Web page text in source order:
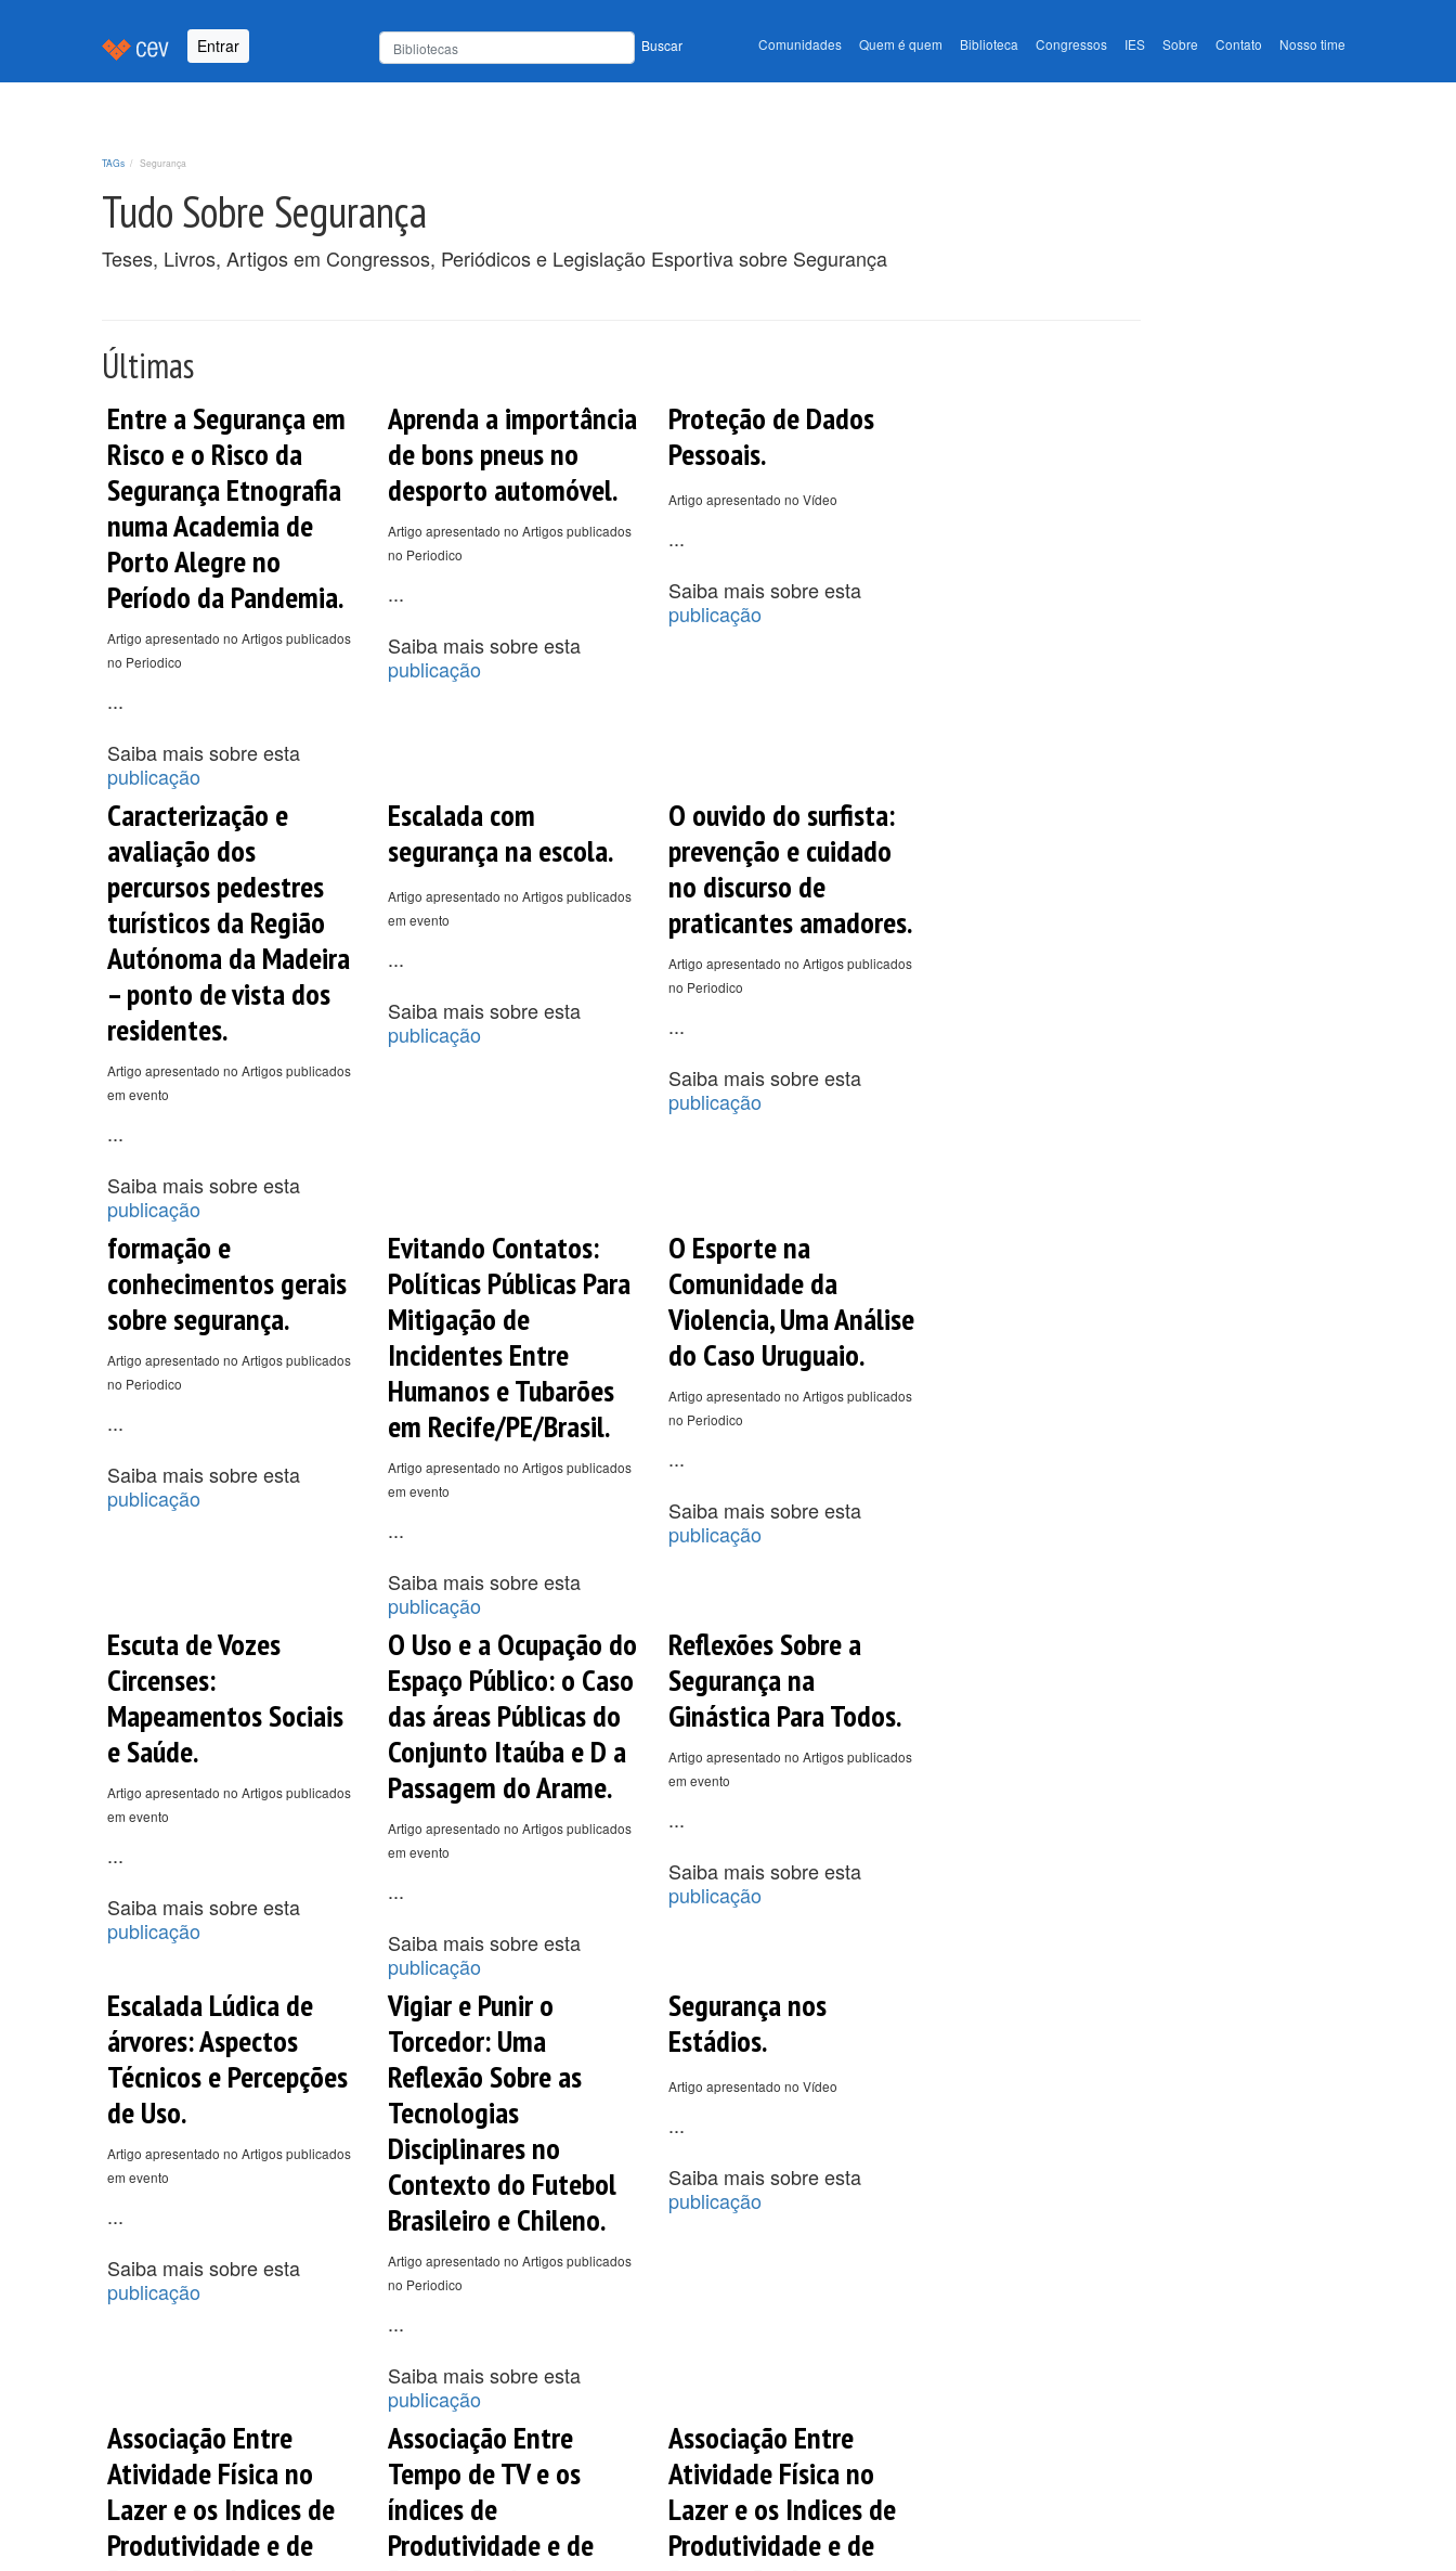
Entrar Buscar Comunidades Quem é quem Biblioteca Congressos IES Sobre Contato Nosso time
TAGs Segurança
Tudo Sobre Segurança
Teses, Livros, Artigos em Congressos, Periódicos e Legislação Esportiva sobre Segurança
Últimas
Entre a Segurança em
Risco e o Risco da
Segurança Etnografia
numa Academia de
Porto Alegre no
Período da Pandemia.
Artigo apresentado no Artigos publicados
no Periodico
...
Saiba mais sobre esta
publicação
Aprenda a importância
de bons pneus no
desporto automóvel.
Artigo apresentado no Artigos publicados
no Periodico
...
Saiba mais sobre esta
publicação
Proteção de Dados
Pessoais.
Artigo apresentado no Vídeo
...
Saiba mais sobre esta
publicação
Caracterização e
avaliação dos
percursos pedestres
turísticos da Região
Autónoma da Madeira
– ponto de vista dos
residentes.
Artigo apresentado no Artigos publicados
em evento
...
Saiba mais sobre esta
publicação
Escalada com
segurança na escola.
Artigo apresentado no Artigos publicados
em evento
...
Saiba mais sobre esta
publicação
O ouvido do surfista:
prevenção e cuidado
no discurso de
praticantes amadores.
Artigo apresentado no Artigos publicados
no Periodico
...
Saiba mais sobre esta
publicação
formação e
conhecimentos gerais
sobre segurança.
Artigo apresentado no Artigos publicados
no Periodico
...
Saiba mais sobre esta
publicação
Evitando Contatos:
Políticas Públicas Para
Mitigação de
Incidentes Entre
Humanos e Tubarões
em Recife/PE/Brasil.
Artigo apresentado no Artigos publicados
em evento
...
Saiba mais sobre esta
publicação
O Esporte na
Comunidade da
Violencia, Uma Análise
do Caso Uruguaio.
Artigo apresentado no Artigos publicados
no Periodico
...
Saiba mais sobre esta
publicação
Escuta de Vozes
Circenses:
Mapeamentos Sociais
e Saúde.
Artigo apresentado no Artigos publicados
em evento
...
Saiba mais sobre esta
publicação
O Uso e a Ocupação do
Espaço Público: o Caso
das áreas Públicas do
Conjunto Itaúba e D a
Passagem do Arame.
Artigo apresentado no Artigos publicados
em evento
...
Saiba mais sobre esta
publicação
Reflexões Sobre a
Segurança na
Ginástica Para Todos.
Artigo apresentado no Artigos publicados
em evento
...
Saiba mais sobre esta
publicação
Escalada Lúdica de
árvores: Aspectos
Técnicos e Percepções
de Uso.
Artigo apresentado no Artigos publicados
em evento
...
Saiba mais sobre esta
publicação
Vigiar e Punir o
Torcedor: Uma
Reflexão Sobre as
Tecnologias
Disciplinares no
Contexto do Futebol
Brasileiro e Chileno.
Artigo apresentado no Artigos publicados
no Periodico
...
Saiba mais sobre esta
publicação
Segurança nos
Estádios.
Artigo apresentado no Vídeo
...
Saiba mais sobre esta
publicação
Associação Entre
Atividade Física no
Lazer e os Indices de
Produtividade e de
Associação Entre
Tempo de TV e os
índices de
Produtividade e de
Associação Entre
Atividade Física no
Lazer e os Indices de
Produtividade e de